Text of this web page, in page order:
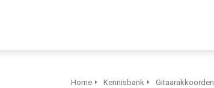
Home Kennisbank Gitaarakkoorden